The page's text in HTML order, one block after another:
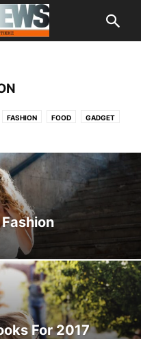
FASHION FOOD GADGET
RACING REVIEWS
UNCATEGORISED VIDEO
ΒΉΜΑ ΚΕΝΤΡΙΚΟ ΘΕΜΑ
ΠΟΛΙΤΙΣΜΌΣ
For 2017